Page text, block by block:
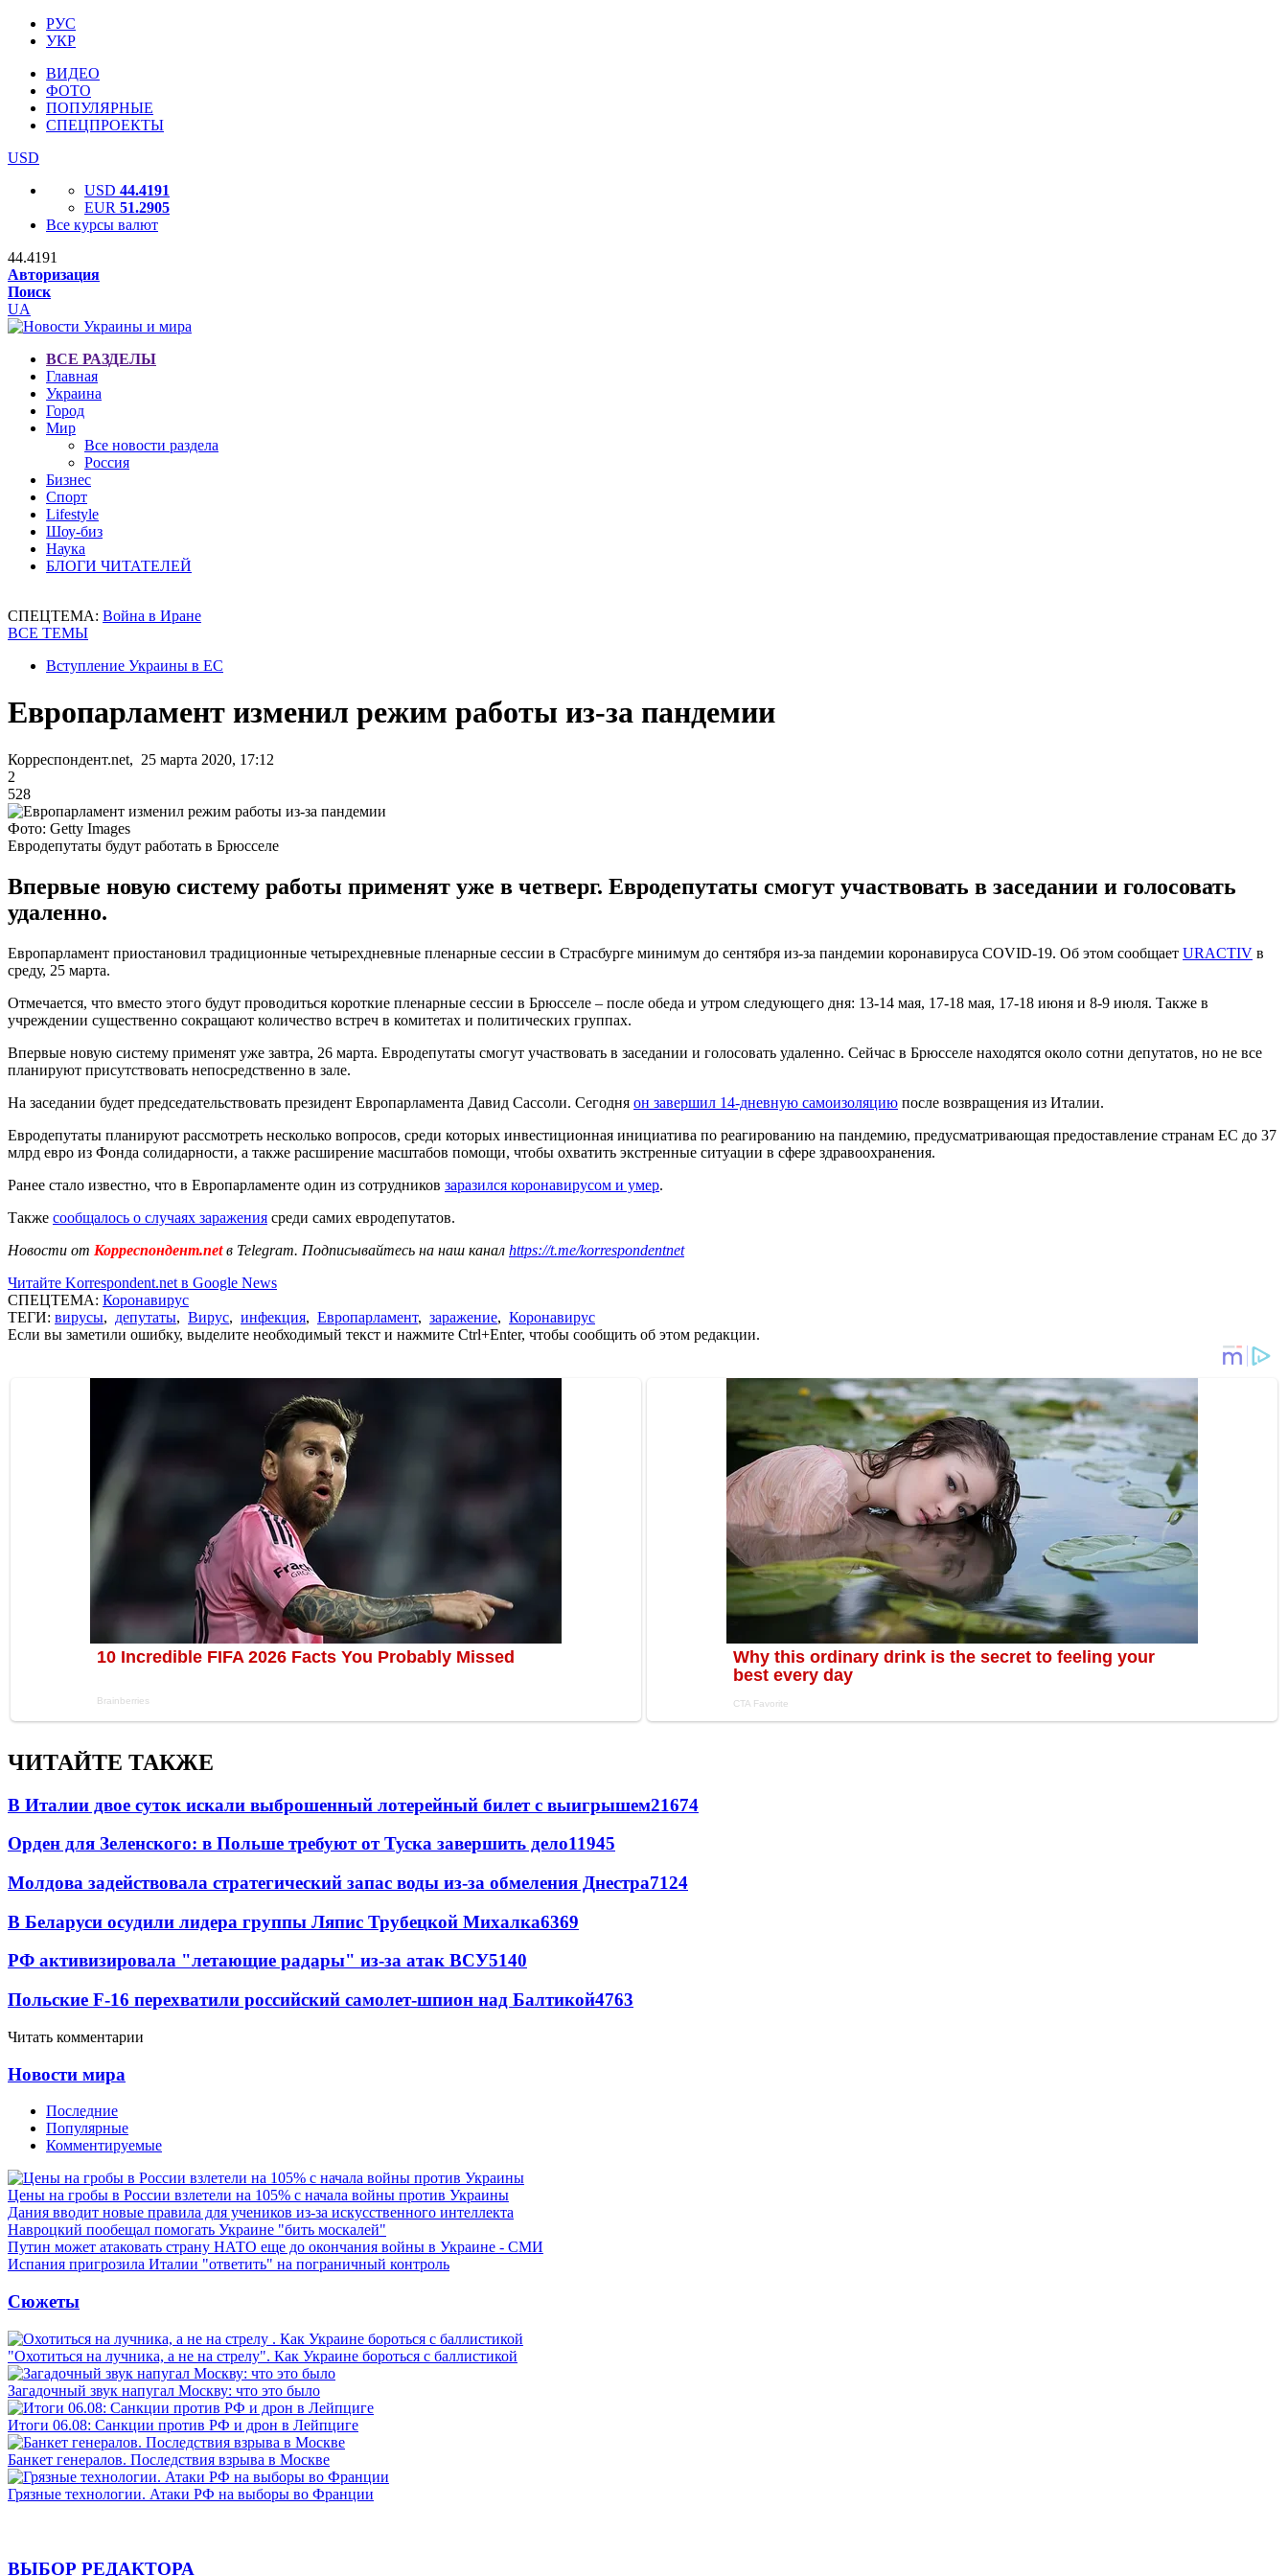
РУС
УКР
ВИДЕО
ФОТО
ПОПУЛЯРНЫЕ
СПЕЦПРОЕКТЫ
USD
USD 44.4191
EUR 51.2905
Все курсы валют
44.4191
Авторизация
Поиск
UA
ВСЕ РАЗДЕЛЫ
Главная
Украина
Город
Мир
Все новости раздела
Россия
Бизнес
Спорт
Lifestyle
Шоу-биз
Наука
БЛОГИ ЧИТАТЕЛЕЙ
СПЕЦТЕМА: Война в Иране
ВСЕ ТЕМЫ
Вступление Украины в ЕС
Европарламент изменил режим работы из-за пандемии
Корреспондент.net, 25 марта 2020, 17:12
2
528
Фото: Getty Images
Евродепутаты будут работать в Брюсселе
Впервые новую систему работы применят уже в четверг. Евродепутаты смогут участвовать в заседании и голосовать
удаленно.
Европарламент приостановил традиционные четырехдневные пленарные сессии в Страсбурге минимум до сентября из-за пандемии коронавируса COVID-19. Об этом сообщает URACTIV в
среду, 25 марта.
Отмечается, что вместо этого будут проводиться короткие пленарные сессии в Брюсселе – после обеда и утром следующего дня: 13-14 мая, 17-18 мая, 17-18 июня и 8-9 июля. Также в
учреждении существенно сокращают количество встреч в комитетах и ​​политических группах.
Впервые новую систему применят уже завтра, 26 марта. Евродепутаты смогут участвовать в заседании и голосовать удаленно. Сейчас в Брюсселе находятся около сотни депутатов, но не все
планируют присутствовать непосредственно в зале.
На заседании будет председательствовать президент Европарламента Давид Сассоли. Сегодня он завершил 14-дневную самоизоляцию после возвращения из Италии.
Евродепутаты планируют рассмотреть несколько вопросов, среди которых инвестиционная инициатива по реагированию на пандемию, предусматривающая предоставление странам ЕС до 37
млрд евро из Фонда солидарности, а также расширение масштабов помощи, чтобы охватить экстренные ситуации в сфере здравоохранения.
Ранее стало известно, что в Европарламенте один из сотрудников заразился коронавирусом и умер.
Также сообщалось о случаях заражения среди самих евродепутатов.
Новости от Корреспондент.netв Telegram. Подписывайтесь на наш канал https://t.me/korrespondentnet
Читайте Korrespondent.net в Google News
СПЕЦТЕМА: Коронавирус
ТЕГИ: вирусы, депутаты, Вирус, инфекция, Европарламент, заражение, Коронавирус
Если вы заметили ошибку, выделите необходимый текст и нажмите Ctrl+Enter, чтобы сообщить об этом редакции.
ЧИТАЙТЕ ТАКЖЕ
В Италии двое суток искали выброшенный лотерейный билет с выигрышем21674
Орден для Зеленского: в Польше требуют от Туска завершить дело11945
Молдова задействовала стратегический запас воды из-за обмеления Днестра7124
В Беларуси осудили лидера группы Ляпис Трубецкой Михалка6369
РФ активизировала "летающие радары" из-за атак ВСУ5140
Польские F-16 перехватили российский самолет-шпион над Балтикой4763
Читать комментарии
Новости мира
Последние
Популярные
Комментируемые
Цены на гробы в России взлетели на 105% с начала войны против Украины
Дания вводит новые правила для учеников из-за искусственного интеллекта
Навроцкий пообещал помогать Украине "бить москалей"
Путин может атаковать страну НАТО еще до окончания войны в Украине - СМИ
Испания пригрозила Италии "ответить" на пограничный контроль
Сюжеты
"Охотиться на лучника, а не на стрелу". Как Украине бороться с баллистикой
Загадочный звук напугал Москву: что это было
Итоги 06.08: Санкции против РФ и дрон в Лейпциге
Банкет генералов. Последствия взрыва в Москве
Грязные технологии. Атаки РФ на выборы во Франции
ВЫБОР РЕДАКТОРА